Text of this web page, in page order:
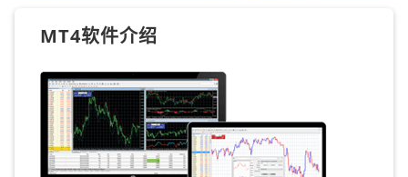
MT4软件介绍